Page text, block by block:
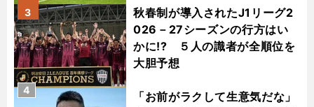
秋春制が導入されたJ1リーグ2
026－27シーズンの行方はい
かに!? ５人の識者が全順位を
大胆予想
3
「お前がラクして生意気だな」
4